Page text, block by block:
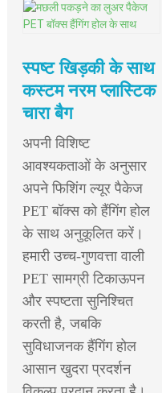
स्पष्ट खिड़की के साथ
कस्टम नरम प्लास्टिक
चारा बैग
अपनी विशिष्ट
आवश्यकताओं के अनुसार
अपने फिशिंग ल्यूर पैकेज
PET बॉक्स को हैंगिंग होल
के साथ अनुकूलित करें।
हमारी उच्च-गुणवत्ता वाली
PET सामग्री टिकाऊपन
और स्पष्टता सुनिश्चित
करती है, जबकि
सुविधाजनक हैंगिंग होल
आसान खुदरा प्रदर्शन